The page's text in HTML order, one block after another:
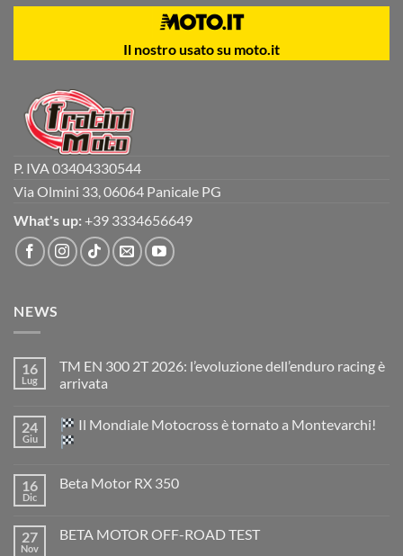
Il nostro usato su moto.it
P. IVA 03404330544
Via Olmini 33, 06064 Panicale PG
What's up: +39 3334656649
NEWS
16
Lug
TM EN 300 2T 2026: l’evoluzione dell’enduro racing è
arrivata
su
TM
EN
2026:
è
arrivata
24
Giu
Il Mondiale Motocross è tornato a Montevarchi!
su
Motocross
è
16
Dic
Beta Motor RX 350
Beta
27
Nov
BETA MOTOR OFF-ROAD TEST